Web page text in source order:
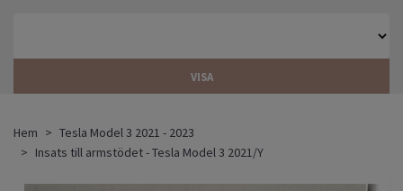
VISA
Hem
Tesla Model 3 2021 - 2023
Insats till armstödet - Tesla Model 3 2021/Y